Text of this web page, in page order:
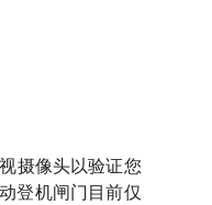
摄像头以验证您
登机闸门目前仅